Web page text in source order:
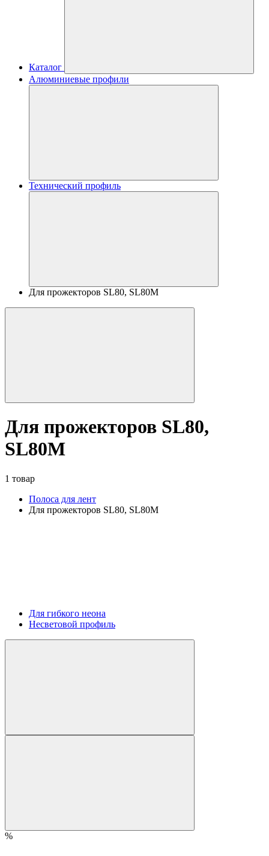
Каталог
Алюминиевые профили
Технический профиль
Для прожекторов SL80, SL80M
Для прожекторов SL80,
SL80M
1 товар
Полоса для лент
Для прожекторов SL80, SL80M
Для гибкого неона
Несветовой профиль
%